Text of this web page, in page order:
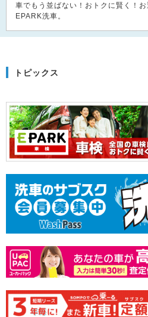
車でもう並ばない！おトクに賢く！
EPARK洗車。
トピックス